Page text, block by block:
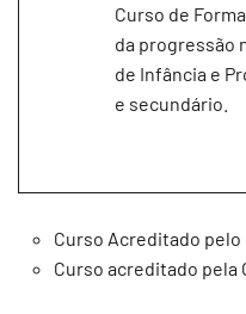
Curso de
da progressão
de Infância e
e secundário.
Curso Acreditado pelo
Curso acreditado pela